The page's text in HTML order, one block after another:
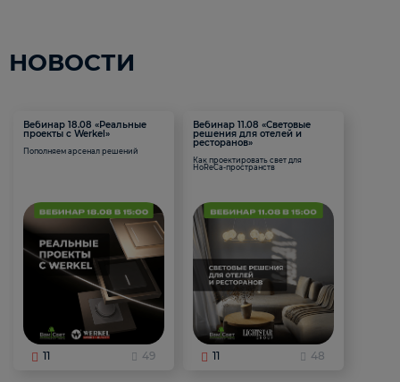
НОВОСТИ
Вебинар 18.08 «Реальные
проекты с Werkel»
Пополняем арсенал решений
11 49
Вебинар 11.08 «Световые
решения для отелей и
ресторанов»
Как проектировать свет для
HoReCa-пространств
11 48